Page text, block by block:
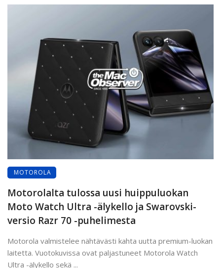
MOTOROLA
Motorolalta tulossa uusi huippuluokan
Moto Watch Ultra -älykello ja Swarovski-
versio Razr 70 -puhelimesta
Motorola valmistelee nähtävästi kahta uutta premium-luokan
laitetta. Vuotokuvissa ovat paljastuneet Motorola Watch
Ultra -älykello sekä ...